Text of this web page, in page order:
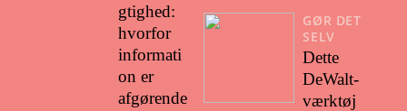
gtighed:
hvorfor
informati
on er
afgørende
GØR DET
SELV
Dette
DeWalt-
værktøj